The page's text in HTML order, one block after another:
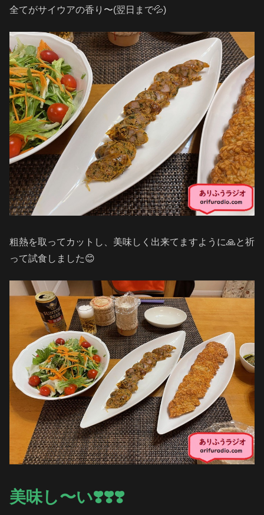
全てがサイウアの香り〜(翌日まで💦)
粗熱を取ってカットし、美味しく出来てますように🙏と祈
って試食しました😊
美味し〜い❣️❣️❣️